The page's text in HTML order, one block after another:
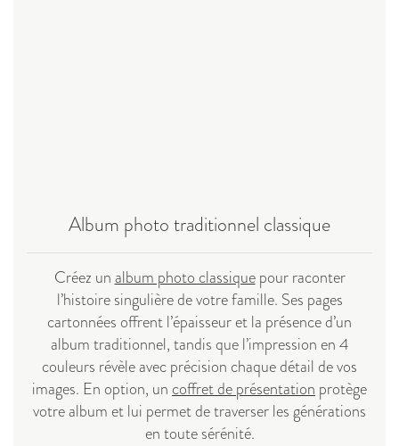
Album photo traditionnel classique
Créez unalbum photo classiquepour raconter
l’histoire singulière de votre famille. Ses pages
cartonnées offrent l’épaisseur et la présence d’un
album traditionnel, tandis que l’impression en 4
couleurs révèle avec précision chaque détail de vos
images. En option, un coffret de présentation protège
votre album et lui permet de traverser les générations
en toute sérénité.